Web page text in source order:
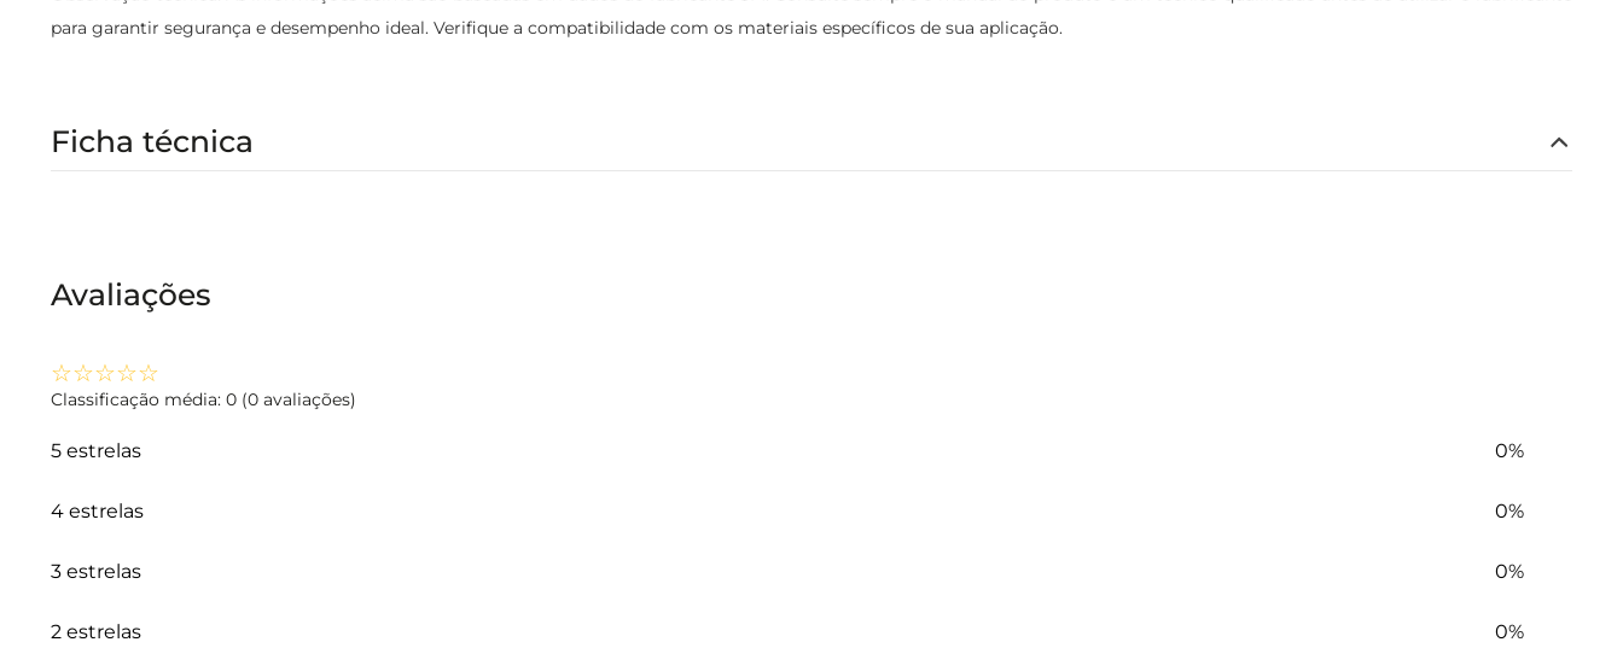
para garantir segurança e desempenho ideal. Verifique a compatibilidade com os materiais específicos de sua aplicação.
Ficha técnica
Avaliações
☆☆☆☆☆
Classificação média: 0 (0 avaliações)
5 estrelas 0%
4 estrelas 0%
3 estrelas 0%
2 estrelas 0%